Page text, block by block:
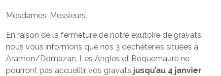
Mesdames, Messieurs,
En raison de la fermeture de notre exutoire de gravats,
nous vous informons que nos 3 déchèteries situées à
Aramon/Domazan, Les Angles et Roquemaure ne
pourront pas accueillir vos gravats jusqu’au 4 janvier